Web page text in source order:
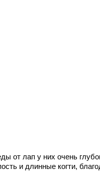
от лап у них очень
и длинные когти,